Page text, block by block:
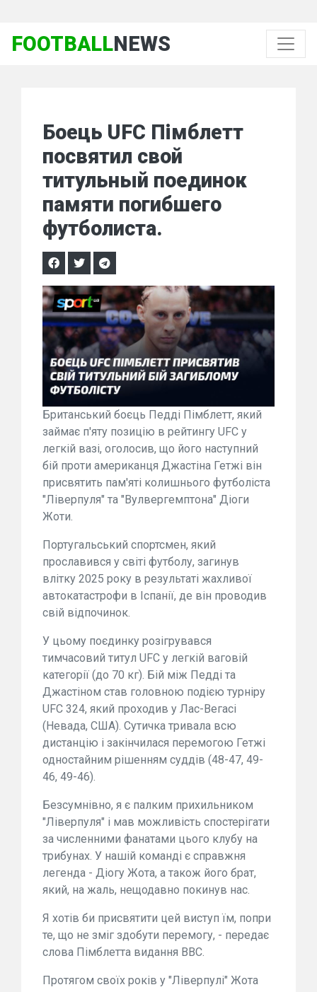
FOOTBALLNEWS
Боець UFC Пімблетт
посвятил свой
титульный поединок
памяти погибшего
футболиста.
Британський боєць Педді Пімблетт, який
займає п'яту позицію в рейтингу UFC у
легкій вазі, оголосив, що його наступний
бій проти американця Джастіна Гетжі він
присвятить пам'яті колишнього футболіста
"Ліверпуля" та "Вулвергемптона" Діоги
Жоти.
Португальський спортсмен, який
прославився у світі футболу, загинув
влітку 2025 року в результаті жахливої
автокатастрофи в Іспанії, де він проводив
свій відпочинок.
У цьому поєдинку розігрувався
тимчасовий титул UFC у легкій ваговій
категорії (до 70 кг). Бій між Педді та
Джастіном став головною подією турніру
UFC 324, який проходив у Лас-Вегасі
(Невада, США). Сутичка тривала всю
дистанцію і закінчилася перемогою Гетжі
одностайним рішенням суддів (48-47, 49-
46, 49-46).
Безсумнівно, я є палким прихильником
"Ліверпуля" і мав можливість спостерігати
за численними фанатами цього клубу на
трибунах. У нашій команді є справжня
легенда - Діогу Жота, а також його брат,
який, на жаль, нещодавно покинув нас.
Я хотів би присвятити цей виступ їм, попри
те, що не зміг здобути перемогу, - передає
слова Пімблетта видання BBC.
Протягом своїх років у "Ліверпулі" Жота